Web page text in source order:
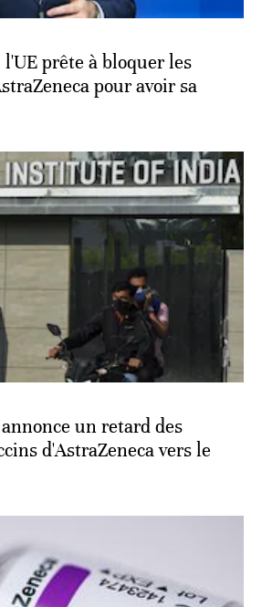
l'UE prête à bloquer les
pour avoir sa
un retard des
d'AstraZeneca vers le